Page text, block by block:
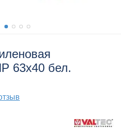
63x40 бел.